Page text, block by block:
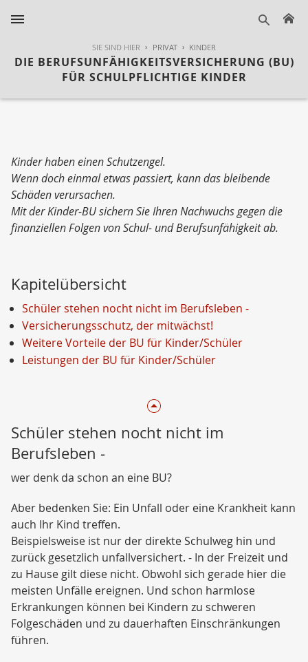
SIE SIND HIER PRIVAT KINDER
DIE BERUFSUNFÄHIGKEITSVERSICHERUNG (BU)
FÜR SCHULPFLICHTIGE KINDER
Kinder haben einen Schutzengel.
Wenn doch einmal etwas passiert, kann das bleibende
Schäden verursachen.
Mit der Kinder-BU sichern Sie Ihren Nachwuchs gegen die
finanziellen Folgen von Schul- und Berufsunfähigkeit ab.
Kapitelübersicht
Schüler stehen nocht nicht im Berufsleben -
Versicherungsschutz, der mitwächst!
Weitere Vorteile der BU für Kinder/Schüler
Leistungen der BU für Kinder/Schüler
Schüler stehen nocht nicht im
Berufsleben -
wer denk da schon an eine BU?
Aber bedenken Sie: Ein Unfall oder eine Krankheit kann
auch Ihr Kind treffen.
Beispielsweise ist nur der direkte Schulweg hin und
zurück gesetzlich unfallversichert. - In der Freizeit und
zu Hause gilt diese nicht. Obwohl sich gerade hier die
meisten Unfälle ereignen. Und schon harmlose
Erkrankungen können bei Kindern zu schweren
Folgeschäden und zu dauerhaften Einschränkungen
führen.